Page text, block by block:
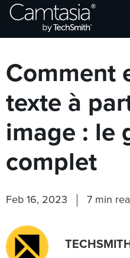
Passer
directement
Browse Categories
Comment
texte à
image : le
complet
Feb 16, 2023 7 min
TECHSMITH